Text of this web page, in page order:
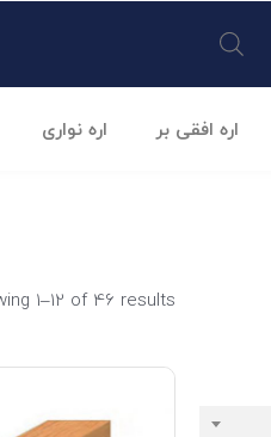
اره افقی بر اره نواری
1–12 of 46 results